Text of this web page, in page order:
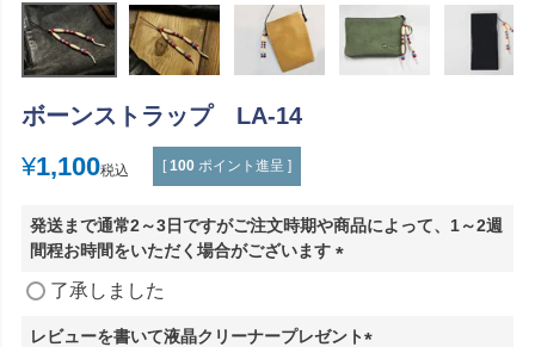
ボーンストラップ LA-14
¥1,100税込 [ 100 ポイント進呈 ]
発送まで通常2～3日ですがご注文時期や商品によって、1～2週
間程お時間をいただく場合がございます
須
了承しました
レビューを書いて液晶クリーナープレゼント